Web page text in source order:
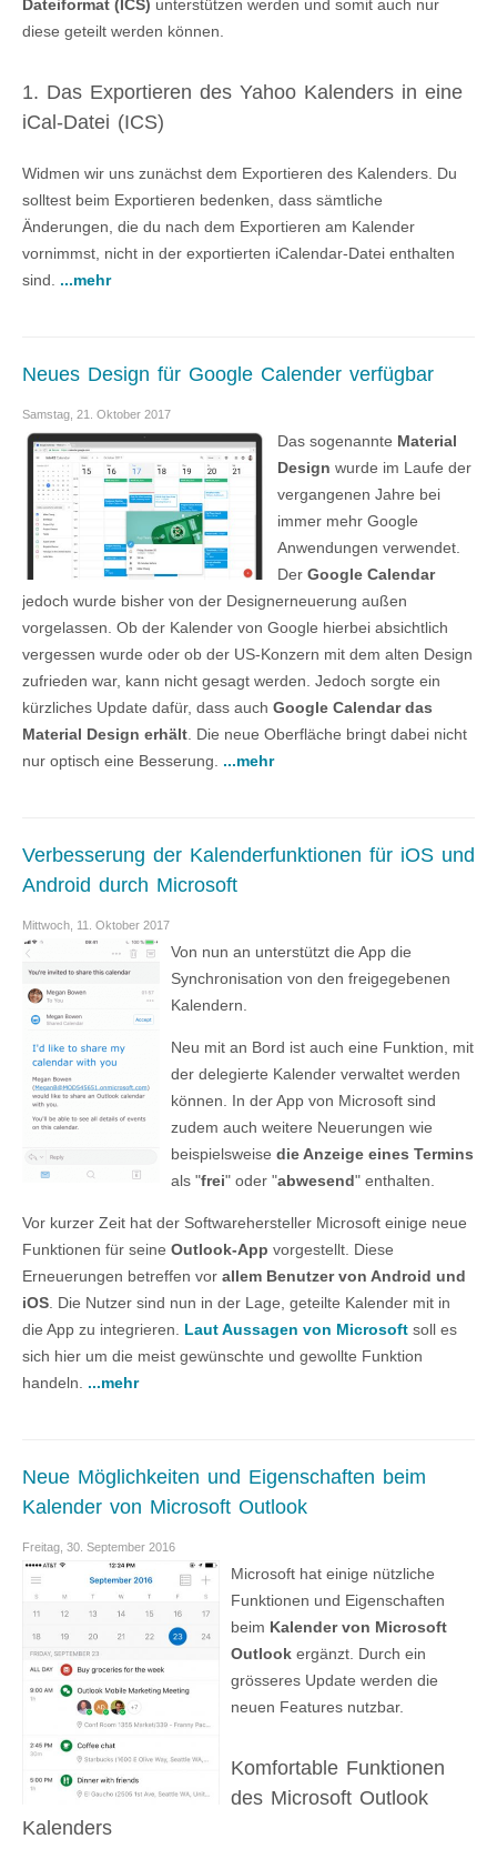
Dateiformat (ICS) unterstützen werden und somit auch nur
diese geteilt werden können.
1. Das Exportieren des Yahoo Kalenders in eine
iCal-Datei (ICS)
Widmen wir uns zunächst dem Exportieren des Kalenders. Du
solltest beim Exportieren bedenken, dass sämtliche
Änderungen, die du nach dem Exportieren am Kalender
vornimmst, nicht in der exportierten iCalendar-Datei enthalten
sind. ...mehr
Neues Design für Google Calender verfügbar
Samstag, 21. Oktober 2017
Das sogenannte Material
Design wurde im Laufe der
vergangenen Jahre bei
immer mehr Google
Anwendungen verwendet.
Der Google Calendar
jedoch wurde bisher von der Designerneuerung außen
vorgelassen. Ob der Kalender von Google hierbei absichtlich
vergessen wurde oder ob der US-Konzern mit dem alten Design
zufrieden war, kann nicht gesagt werden. Jedoch sorgte ein
kürzliches Update dafür, dass auch Google Calendar das
Material Design erhält . Die neue Oberfläche bringt dabei nicht
nur optisch eine Besserung. ...mehr
Verbesserung der Kalenderfunktionen für iOS und
Android durch Microsoft
Mittwoch, 11. Oktober 2017
Von nun an unterstützt die App die
Synchronisation von den freigegebenen
Kalendern.
Neu mit an Bord ist auch eine Funktion, mit
der delegierte Kalender verwaltet werden
können. In der App von Microsoft sind
zudem auch weitere Neuerungen wie
beispielsweise die Anzeige eines Termins
als "frei" oder "abwesend" enthalten.
Vor kurzer Zeit hat der Softwarehersteller Microsoft einige neue
Funktionen für seine Outlook-App vorgestellt. Diese
Erneuerungen betreffen vor allem Benutzer von Android und
iOS . Die Nutzer sind nun in der Lage, geteilte Kalender mit in
die App zu integrieren. Laut Aussagen von Microsoft soll es
sich hier um die meist gewünschte und gewollte Funktion
handeln. ...mehr
Neue Möglichkeiten und Eigenschaften beim
Kalender von Microsoft Outlook
Freitag, 30. September 2016
Microsoft hat einige nützliche
Funktionen und Eigenschaften
beim Kalender von Microsoft
Outlook ergänzt. Durch ein
grösseres Update werden die
neuen Features nutzbar.
Komfortable Funktionen
des Microsoft Outlook
Kalenders